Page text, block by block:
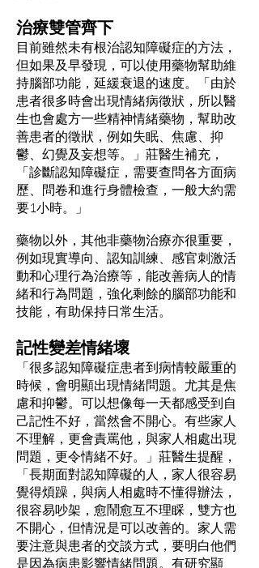
治療雙管齊下
目前雖然未有根治認知障礙症的方法，
但如果及早發現，可以使用藥物幫助維
持腦部功能，延緩衰退的速度。「由於
患者很多時會出現情緒病徵狀，所以醫
生也會處方一些精神情緒藥物，幫助改
善患者的徵狀，例如失眠、焦慮、抑
鬱、幻覺及妄想等。」莊醫生補充，
「診斷認知障礙症，需要查問各方面病
歷、問卷和進行身體檢查，一般大約需
要1小時。」
藥物以外，其他非藥物治療亦很重要，
例如現實導向、認知訓練、感官刺激活
動和心理行為治療等，能改善病人的情
緒和行為問題，強化剩餘的腦部功能和
技能，有助保持日常生活。
記性變差情緒壞
「很多認知障礙症患者到病情較嚴重的
時候，會明顯出現情緒問題。尤其是焦
慮和抑鬱。可以想像每一天都感受到自
己記性不好，當然會不開心。有些家人
不理解，更會責罵他，與家人相處出現
問題，更令情緒不好。」莊醫生提醒，
「長期面對認知障礙的人，家人很容易
覺得煩躁，與病人相處時不懂得辦法，
很容易吵架，愈鬧愈互不理睬，雙方也
不開心，但情況是可以改善的。家人需
要注意與患者的交談方式，要明白他們
是因為病患影響情緒問題。有研究顯